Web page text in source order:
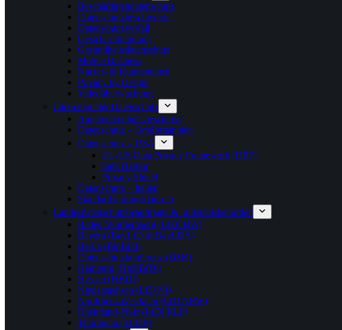
Beschäftigtendatenschutz
Datenschutzbeschwerde
Datenschutzvorfall
Gesichtserkennung
Gesundheitsdatenschutz
Mobile Business
Nutzer- & Kundendaten
Privacy by Design
Videoüberwachung
Internationaler Datenschutz
Angemessenheitsbeschluss
Datenschutz – Großbritannien
Datenschutz – USA
EU-US Data Privacy Framework (DPF)
Safe Harbor
Privacy Shield
Datenschutz – Italien
Standardvertragsklauseln
Landesdatenschutzbeauftragte & -aufsichtsbehörden
Baden-Württemberg (LfDI BW)
Bayern (BayLfD & BayLDA)
Berlin (BlnBDI)
Datenschutzkonferenz (DSK)
Hamburg (HmbBfDI)
Hessen (HBDI)
Niedersachsen (LfD NI)
Nordrhein-Westfalen (LDI NRW)
Rheinland-Pfalz (LfDI RLP)
Thüringen (TLfDI)